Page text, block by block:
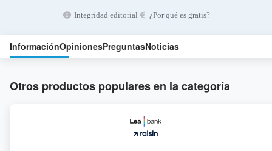
Integridad editorial ¿Por qué es gratis?
InformaciónOpinionesPreguntasNoticias
Otros productos populares en la categoría